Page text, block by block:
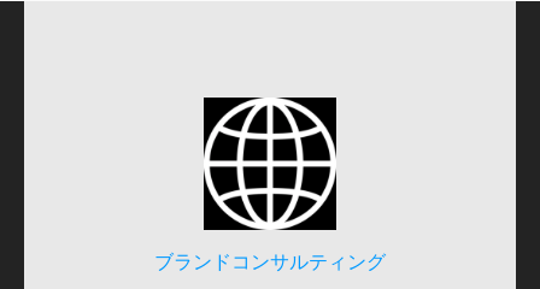
ブランドコンサルティング